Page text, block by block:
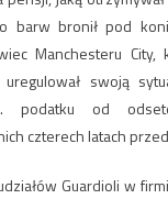
barw bronił pod
Manchesteru City,
swoją
podatku od
czterech latach
Guardioli w